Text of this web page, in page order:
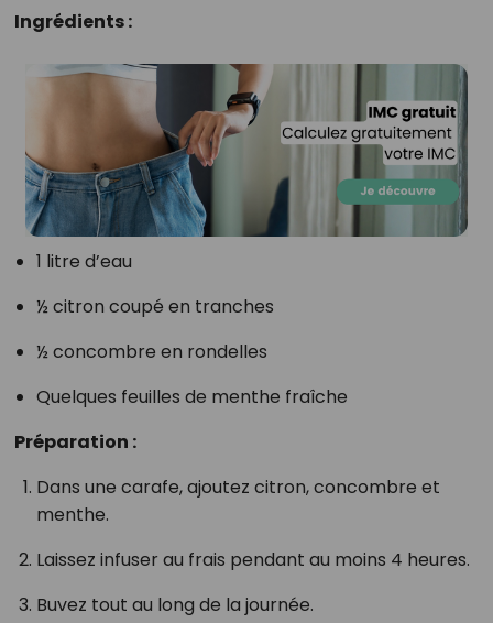
Ingrédients :
1 litre d’eau
½ citron coupé en tranches
½ concombre en rondelles
Quelques feuilles de menthe fraîche
Préparation :
Dans une carafe, ajoutez citron, concombre et
menthe.
Laissez infuser au frais pendant au moins 4 heures.
Buvez tout au long de la journée.